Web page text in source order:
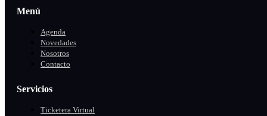
Menú
Agenda
Novedades
Nosotros
Contacto
Servicios
Ticketera Virtual